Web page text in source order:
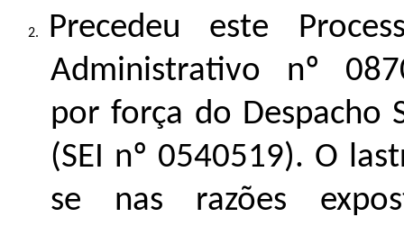
Precedeu este
Administrativo nº
por força do Despacho
(SEI nº 0540519). O
se nas razões